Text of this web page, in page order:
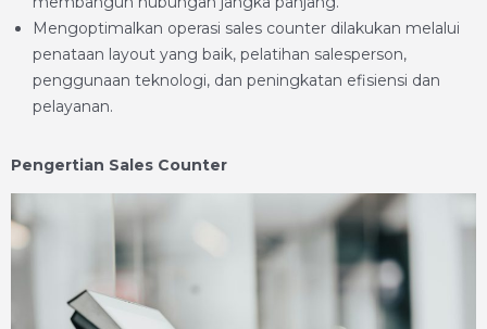
Mengoptimalkan operasi sales counter dilakukan melalui
penataan layout yang baik, pelatihan salesperson,
penggunaan teknologi, dan peningkatan efisiensi dan
pelayanan.
Pengertian Sales Counter